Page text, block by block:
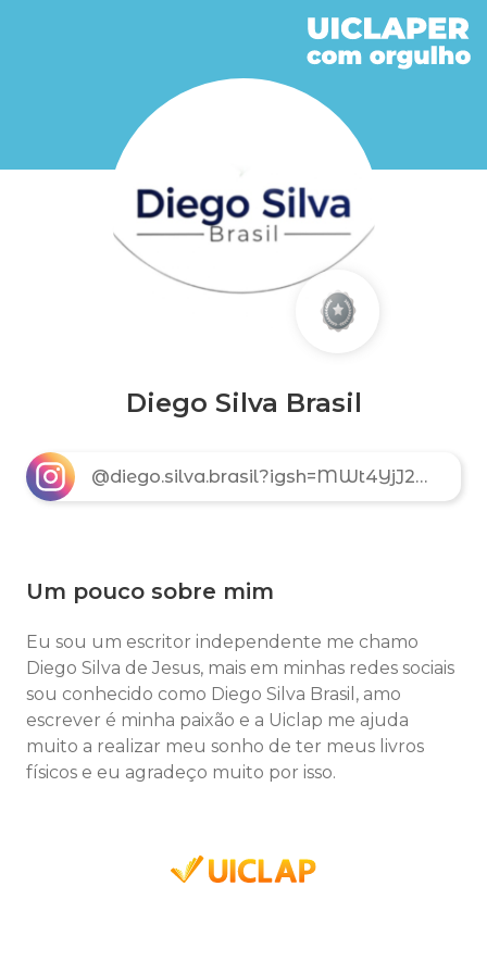
Diego Silva Brasil
@diego.silva.brasil?igsh=MWt4YjJ2M2JxaHNnaw==
Um pouco sobre mim
Eu sou um escritor independente me chamo
Diego Silva de Jesus, mais em minhas redes sociais
sou conhecido como Diego Silva Brasil, amo
escrever é minha paixão e a Uiclap me ajuda
muito a realizar meu sonho de ter meus livros
físicos e eu agradeço muito por isso.